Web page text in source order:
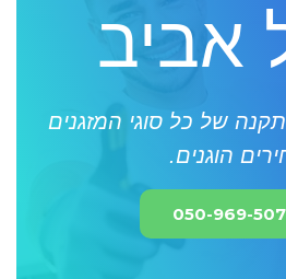
אביב
של כל סוגי המזגנים
הוגנים.
050-969-